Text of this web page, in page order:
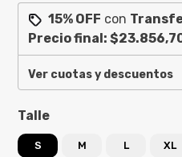
15% OFF con
Precio final:
Ver cuotas y descuentos
Talle
S M L XL